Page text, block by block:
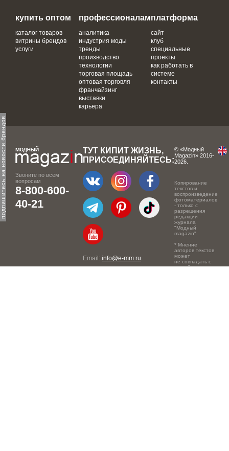
подпишитесь на новости брендов
купить оптом
каталог товаров
витрины брендов
услуги
профессионалам
аналитика
индустрия моды
тренды
производство
технологии
торговая площадь
оптовая торговля
франчайзинг
выставки
карьера
платформа
сайт
клуб
специальные
проекты
как работать в
системе
контакты
Звоните по всем
вопросам
8-800-600-
40-21
ТУТ КИПИТ ЖИЗНЬ,
ПРИСОЕДИНЯЙТЕСЬ:
Email: info@e-mm.ru
© «Модный
Magazin» 2016-
2026.
Копирование
текстов и
воспроизведение
фотоматериалов
- только с
разрешения
редакции
журнала
"Модный
magazin".
* Мнение
авторов текстов
может
не совпадать с
точкой зрения